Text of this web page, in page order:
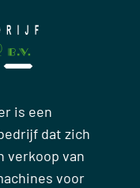
is een
dat zich
verkoop van
voor